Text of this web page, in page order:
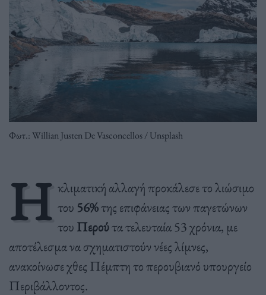
Φωτ.: Willian Justen De Vasconcellos / Unsplash
Η κλιματική αλλαγή προκάλεσε το λιώσιμο
του 56%της επιφάνειας των παγετώνων
του Περούτα τελευταία 53 χρόνια, με
αποτέλεσμα να σχηματιστούν νέες λίμνες,
ανακοίνωσε χθες Πέμπτη το περουβιανό υπουργείο
Περιβάλλοντος.